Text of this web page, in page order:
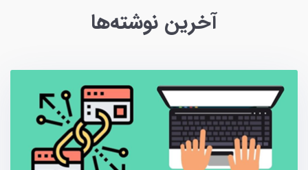
آخرین نوشته‌ها